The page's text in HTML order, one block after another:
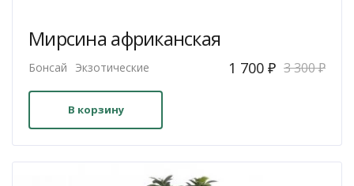
Мирсина африканская
Бонсай Экзотические 3 300₽
Первоначальная
300 ₽.
1 700 ₽Текущая
В корзину